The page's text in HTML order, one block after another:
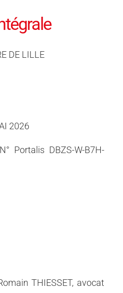
DE LILLE
2026
Portalis DBZS-W-B7H-
THIESSET, avocat